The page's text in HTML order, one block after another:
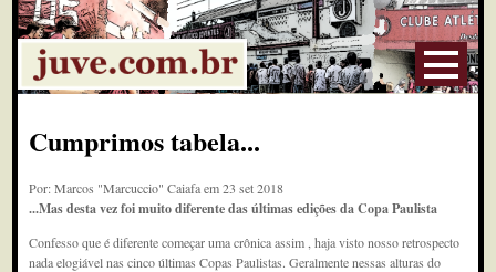
Cumprimos tabela...
Por: Marcos "Marcuccio" Caiafa em 23 set 2018
...Mas desta vez foi muito diferente das últimas edições da Copa Paulista
Confesso que é diferente começar uma crônica assim , haja visto nosso retrospecto
nada elogiável nas cinco últimas Copas Paulistas. Geralmente nessas alturas do